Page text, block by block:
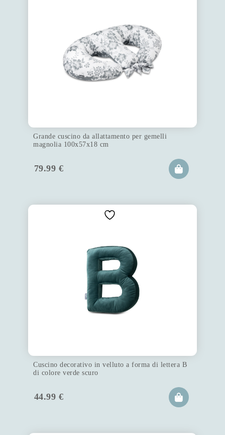
Grande cuscino da allattamento per gemelli
magnolia 100x57x18 cm
79.99 €
Cuscino decorativo in velluto a forma di lettera B
di colore verde scuro
44.99 €